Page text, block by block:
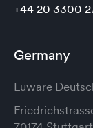
+44 20 3300
Germany
Luware